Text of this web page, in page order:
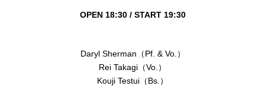
OPEN 18:30 / START 19:30
Daryl Sherman（Pf. & Vo.）
Rei Takagi（Vo.）
Kouji Testui（Bs.）